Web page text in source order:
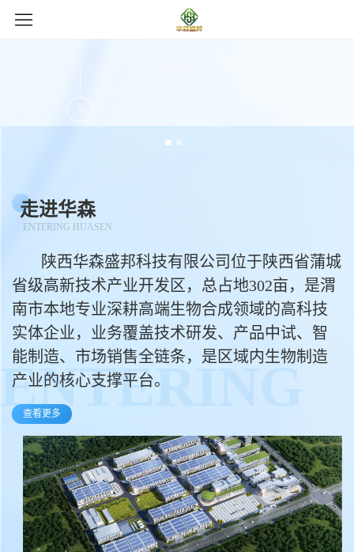
走进华森
ENTERING HUASEN
陕西华森盛邦科技有限公司位于陕西省蒲城
省级高新技术产业开发区，总占地302亩，是渭
南市本地专业深耕高端生物合成领域的高科技
实体企业，业务覆盖技术研发、产品中试、智
能制造、市场销售全链条，是区域内生物制造
产业的核心支撑平台。
查看更多
ENTERING